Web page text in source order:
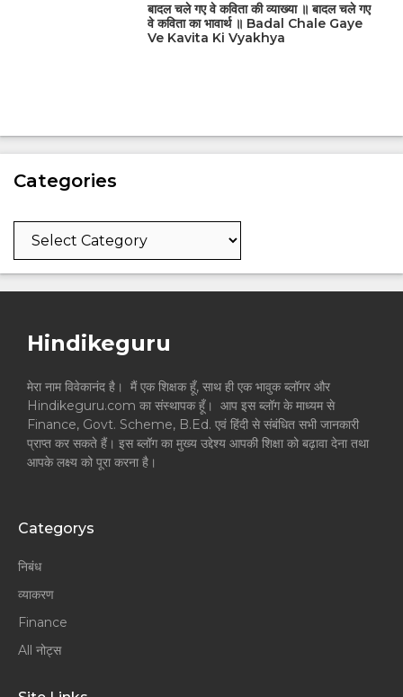
बादल चले गए वे कविता की व्याख्या ॥ बादल चले गए
वे कविता का भावार्थ ॥ Badal Chale Gaye
Ve Kavita Ki Vyakhya
Categories
Categories
Hindikeguru
मेरा नाम विवेकानंद है। मैं एक शिक्षक हूँ, साथ ही एक भावुक ब्लॉगर और
Hindikeguru.com का संस्थापक हूँ। आप इस ब्लॉग के माध्यम से
Finance, Govt. Scheme, B.Ed. एवं हिंदी से संबंधित सभी जानकारी
प्राप्त कर सकते हैं। इस ब्लॉग का मुख्य उद्देश्य आपकी शिक्षा को बढ़ावा देना तथा
आपके लक्ष्य को पूरा करना है।
Categorys
निबंध
व्याकरण
Finance
All नोट्स